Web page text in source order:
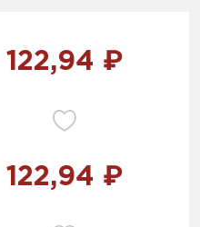
122,94 ₽
122,94 ₽